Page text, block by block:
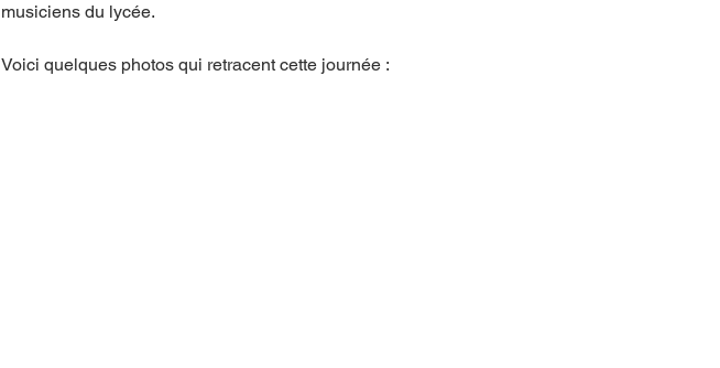
musiciens du lycée.
Voici quelques photos qui retracent cette journée :